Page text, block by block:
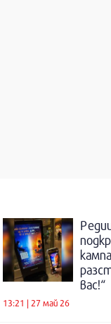
вас!“
13:21 | 27 май 26